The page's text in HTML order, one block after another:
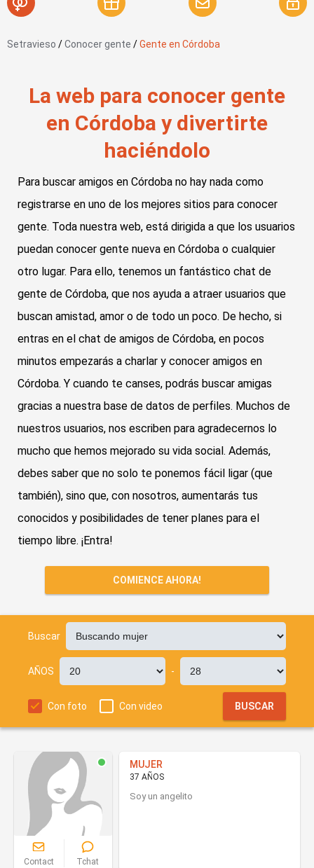
Setravieso /Conocer gente /Gente en Córdoba
La web para conocer gente
en Córdoba y divertirte
haciéndolo
Para buscar amigos en Córdoba no hay nada como
registrarse en uno de los mejores sitios para conocer
gente. Toda nuestra web, está dirigida a que los usuarios
puedan conocer gente nueva en Córdoba o cualquier
otro lugar. Para ello, tenemos un fantástico chat de
gente de Córdoba, que nos ayuda a atraer usuarios que
buscan amistad, amor o de todo un poco. De hecho, si
entras en el chat de amigos de Córdoba, en pocos
minutos empezarás a charlar y conocer amigos en
Córdoba. Y cuando te canses, podrás buscar amigas
gracias a nuestra base de datos de perfiles. Muchos de
nuestros usuarios, nos escriben para agradecernos lo
mucho que hemos mejorado su vida social. Además,
debes saber que no solo te ponemos fácil ligar (que
también), sino que, con nosotros, aumentarás tus
conocidos y posibilidades de tener planes para el
tiempo libre. ¡Entra!
COMIENCE AHORA!
Buscar
AÑOS -
Con foto Con video BUSCAR
Contact Tchat
MUJER
37 AÑOS
Soy un angelito